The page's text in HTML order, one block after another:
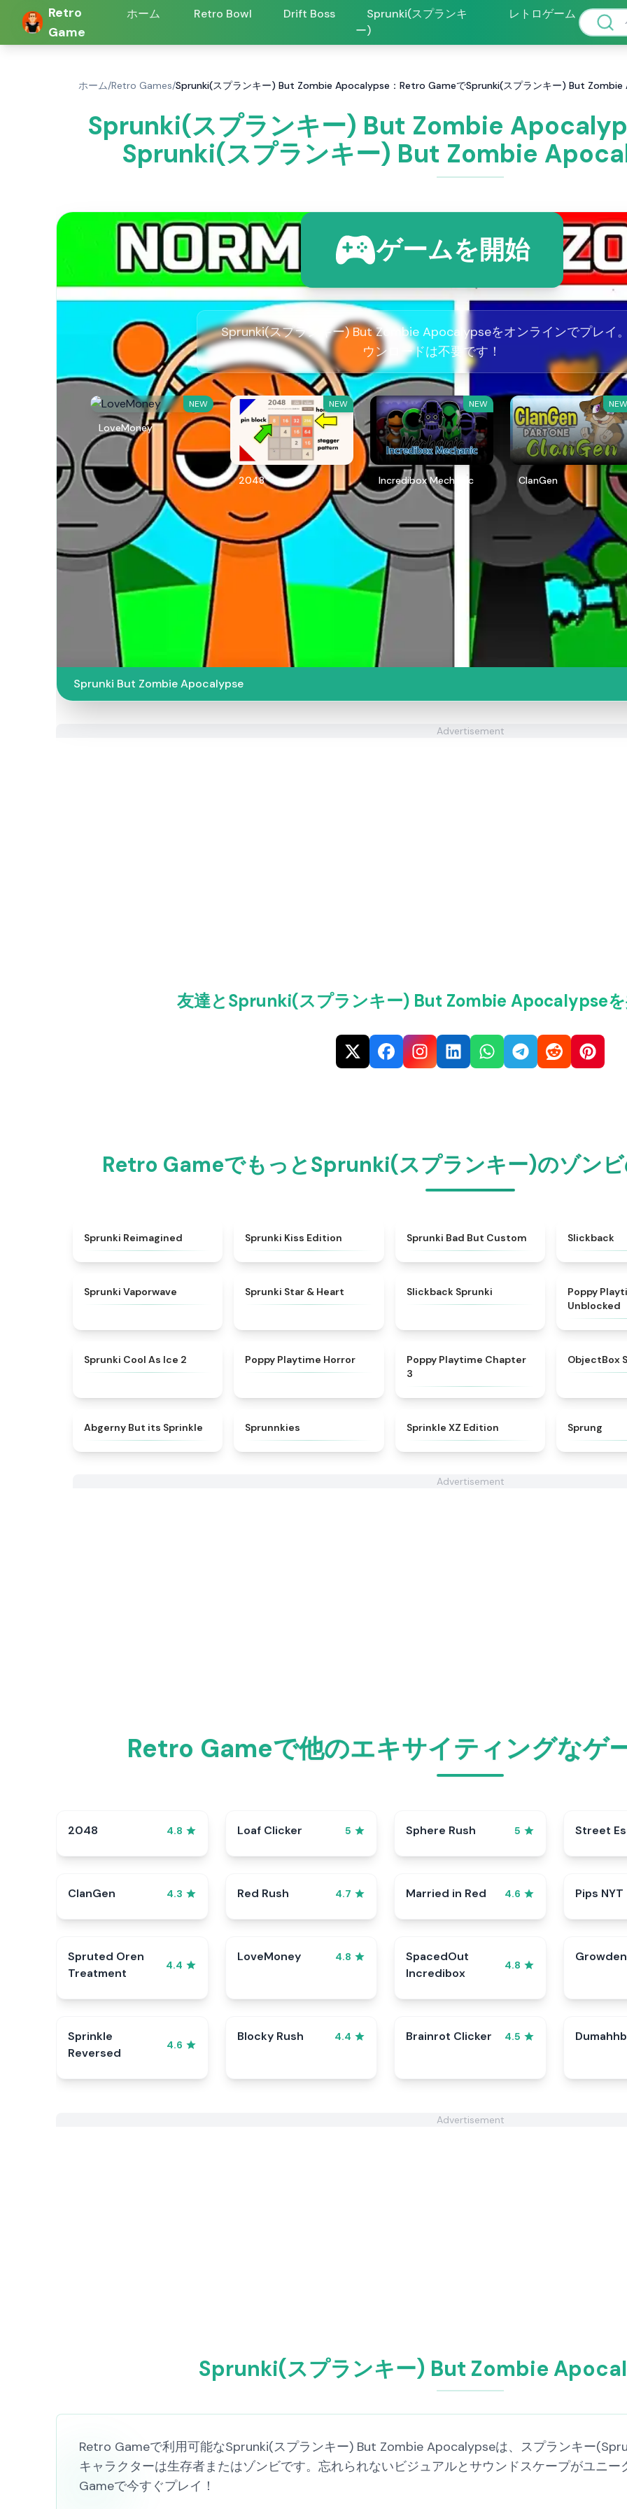
Retro
Game
ホーム Retro Bowl Drift Boss
Sprunki(スプランキ
ー)
レトロゲーム
ホーム/Retro Games/Sprunki(スプランキー) But Zombie Apocalypse：Retro GameでSprunki(スプランキー) But
Sprunki(スプランキー) But Zombie
Sprunki(スプランキー) But Zombie
ゲームを開始
Sprunki(スプランキー) But Zombie Apocalypseをオンラインでプレイ
ウンロードは不要です！
NEW
LoveMoney
NEW
2048
NEW
Incredibox Mechanic
NEW
ClanGen
Sprunki But Zombie Apocalypse
Advertisement
友達とSprunki(スプランキー) But Zombie Apocalypseを
Retro GameでもっとSprunki(スプランキー)のゾンビ
Sprunki Reimagined Sprunki Kiss Edition Sprunki Bad But Custom Slickback
Sprunki Vaporwave Sprunki Star & Heart Slickback Sprunki
Poppy
Unblocked
Sprunki Cool As Ice 2 Poppy Playtime Horror ★
Poppy Playtime Chapter
3
ObjectBox
★
Abgerny But its Sprinkle Sprunnkies Sprinkle XZ Edition Sprung
Advertisement
Retro Gameで他のエキサイティングなゲ
2048 4.8 Loaf Clicker 5 Sphere Rush 5 Street
ClanGen 4.3 Red Rush 4.7 Married in Red 4.6 Pips NYT
Spruted Oren
Treatment
4.4
LoveMoney 4.8
SpacedOut
Incredibox
4.8
Sprinkle
Reversed
4.6
Blocky Rush 4.4 Brainrot Clicker 4.5
Advertisement
Sprunki(スプランキー) But Zombie
Retro Gameで利用可能なSprunki(スプランキー) But Zombie Apocalypseは、スプランキー
キャラクターは生存者またはゾンビです。忘れられないビジュアルとサウンドスケープがユニ
Gameで今すぐプレイ！